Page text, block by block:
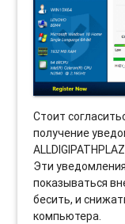
Стоит
получение
Эти
показываться
бесить, и
компьютера.